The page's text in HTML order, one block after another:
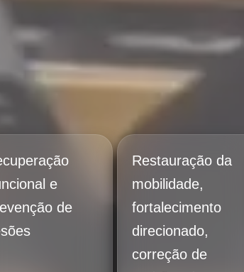
e
de
Restauração da
mobilidade,
fortalecimento
direcionado,
correção de